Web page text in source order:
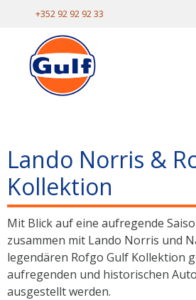
+352 92 92 92 33
Lando Norris &
Kollektion
Mit Blick auf eine aufregende
zusammen mit Lando Norris und
legendären Rofgo Gulf Kollektion
aufregenden und historischen
ausgestellt werden.